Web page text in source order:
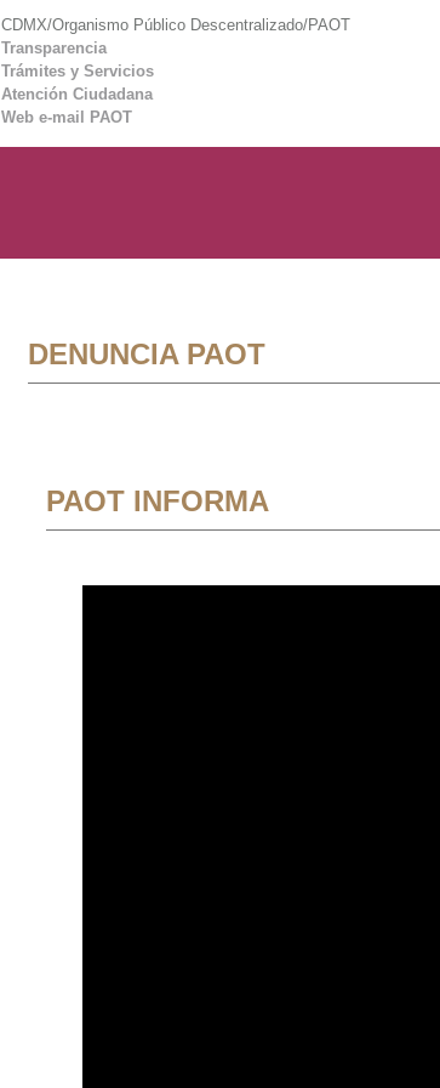
CDMX/Organismo Público Descentralizado/PAOT
Transparencia
Trámites y Servicios
Atención Ciudadana
Web e-mail PAOT
DENUNCIA PAOT
PAOT INFORMA